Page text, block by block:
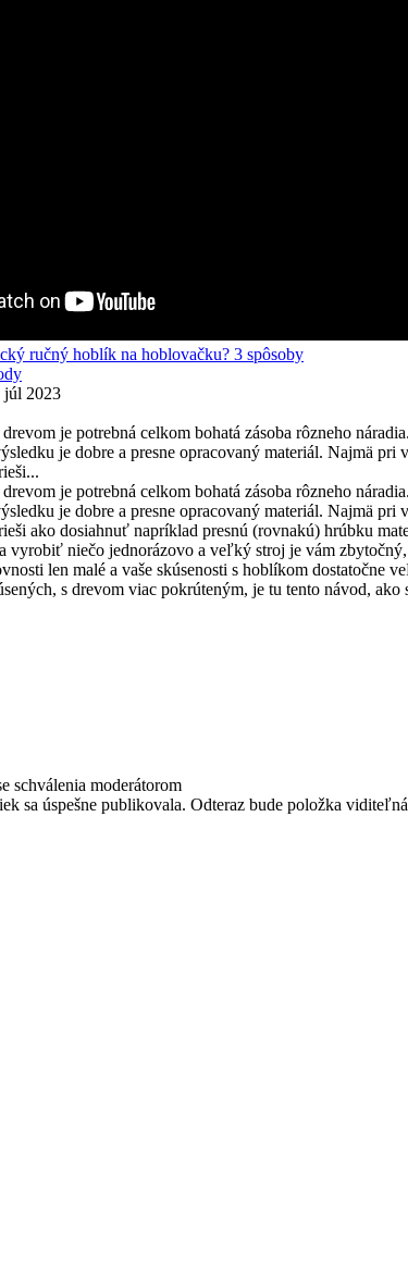
ručný hoblík na hoblovačku? 3 spôsoby
júl 2023
je potrebná celkom bohatá zásoba rôzneho náradia.
je dobre a presne opracovaný materiál. Najmä pri
je potrebná celkom bohatá zásoba rôzneho náradia.
je dobre a presne opracovaný materiál. Najmä pri
ako dosiahnuť napríklad presnú (rovnakú) hrúbku
vyrobiť niečo jednorázovo a veľký stroj je vám
len malé a vaše skúsenosti s hoblíkom dostatočne
s drevom viac pokrúteným, je tu tento návod,
schválenia moderátorom
sa úspešne publikovala. Odteraz bude položka